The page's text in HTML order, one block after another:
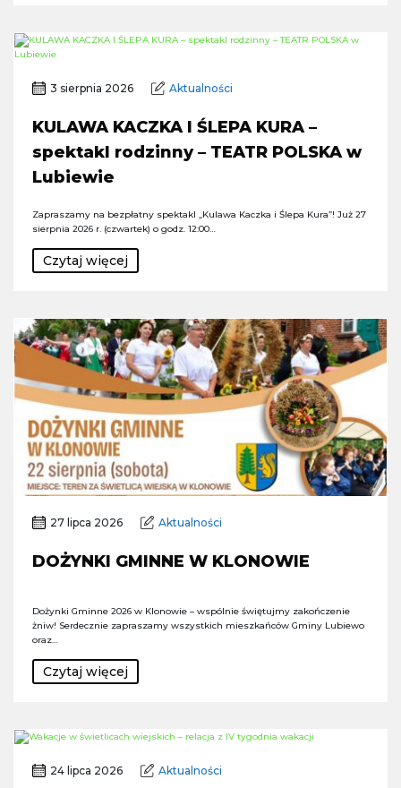
3 sierpnia 2026 Aktualności
KULAWA KACZKA I ŚLEPA KURA –
spektakl rodzinny – TEATR POLSKA w
Lubiewie
Zapraszamy na bezpłatny spektakl „Kulawa Kaczka i Ślepa Kura”! Już 27
sierpnia 2026 r. (czwartek) o godz. 12:00…
Czytaj więcej
27 lipca 2026 Aktualności
DOŻYNKI GMINNE W KLONOWIE
Dożynki Gminne 2026 w Klonowie – wspólnie świętujmy zakończenie
żniw! Serdecznie zapraszamy wszystkich mieszkańców Gminy Lubiewo
oraz…
Czytaj więcej
24 lipca 2026 Aktualności